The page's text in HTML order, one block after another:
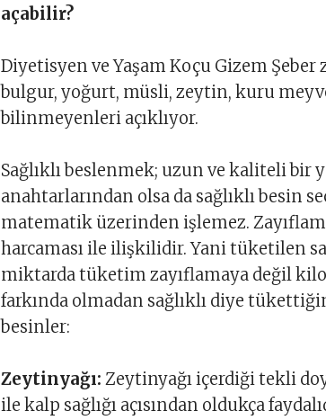
açabilir?
Diyetisyen ve Yaşam Koçu Gizem Şeber
bulgur, yoğurt, müsli, zeytin, kuru
bilinmeyenleri açıklıyor.
Sağlıklı beslenmek; uzun ve kaliteli bir
anahtarlarından olsa da sağlıklı besin
matematik üzerinden işlemez.
harcaması ile ilişkilidir. Yani tüketilen
miktarda tüketim zayıflamaya değil
farkında olmadan sağlıklı diye
besinler:
Zeytinyağı: Zeytinyağı içerdiği tekli
ile kalp sağlığı açısından oldukça